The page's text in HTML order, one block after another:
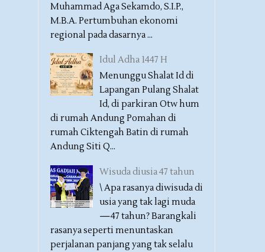
Muhammad Aga Sekamdo, S.I.P.,
M.B.A. Pertumbuhan ekonomi
regional pada dasarnya ...
Idul Adha 1447 H
Menunggu Shalat Id di
Lapangan Pulang Shalat
Id, di parkiran Otw hum
di rumah Andung Pomahan di
rumah Ciktengah Batin di rumah
Andung Siti Q...
Wisuda diusia 47 tahun
\ Apa rasanya diwisuda di
usia yang tak lagi muda
—47 tahun? Barangkali
rasanya seperti menuntaskan
perjalanan panjang yang tak selalu